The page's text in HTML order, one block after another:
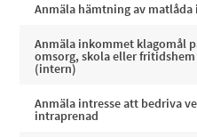
Anmäla hämtning av
Anmäla inkommet klagomål
omsorg, skola eller
(intern)
Anmäla intresse att bedriva
intraprenad